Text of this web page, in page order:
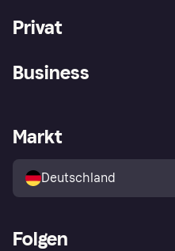
Privat
Klarna App
Shops entdecken
Käuferschutzrichtlinie
Business
Händlerportal
Markt
Deutschland
Folgen